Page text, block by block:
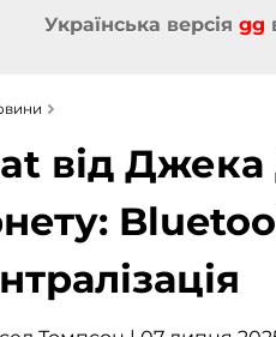
Українська версія gg
від